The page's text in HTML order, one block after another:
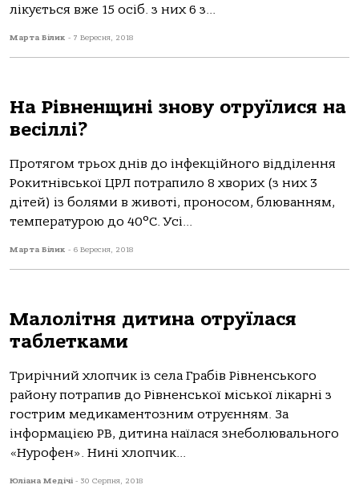
лікується вже 15 осіб. з них 6 з...
Марта Білик - 7 Вересня, 2018
На Рівненщині знову отруїлися на
весіллі?
Протягом трьох днів до інфекційного відділення
Рокитнівської ЦРЛ потрапило 8 хворих (з них 3
дітей) із болями в животі, проносом, блюванням,
температурою до 40°С. Усі...
Марта Білик - 6 Вересня, 2018
Малолітня дитина отруїлася
таблетками
Трирічний хлопчик із села Грабів Рівненського
району потрапив до Рівненської міської лікарні з
гострим медикаментозним отруєнням. За
інформацією РВ, дитина наїлася знеболювального
«Нурофен». Нині хлопчик...
Юліана Медічі - 30 Серпня, 2018